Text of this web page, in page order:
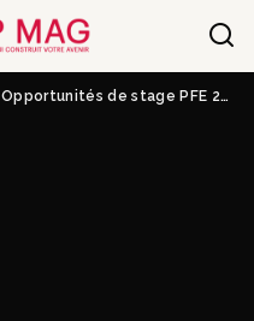
Opportunités de stage PFE 2025: Génie civil, HSE, RH, et plus chez G3C – Dreamjob.ma